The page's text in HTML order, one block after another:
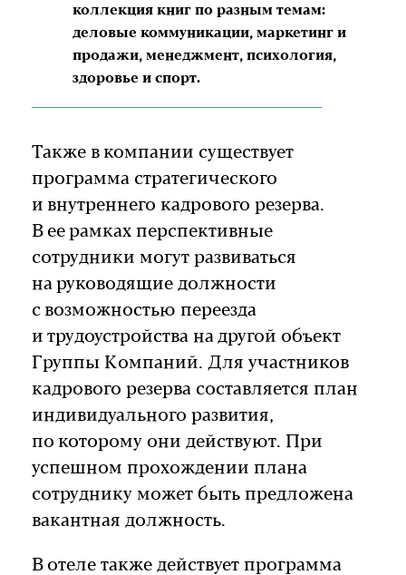
коллекция книг по разным темам:
деловые коммуникации, маркетинг и
продажи, менеджмент, психология,
здоровье и спорт.
Также в компании существует
программа стратегического
и внутреннего кадрового резерва.
В ее рамках перспективные
сотрудники могут развиваться
на руководящие должности
с возможностью переезда
и трудоустройства на другой объект
Группы Компаний. Для участников
кадрового резерва составляется план
индивидуального развития,
по которому они действуют. При
успешном прохождении плана
сотруднику может быть предложена
вакантная должность.
В отеле также действует программа